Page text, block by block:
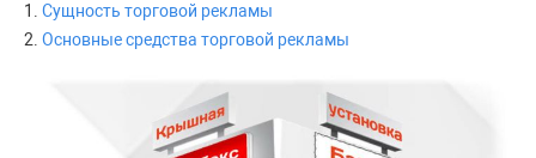
1. Сущность торговой рекламы
2. Основные средства торговой рекламы